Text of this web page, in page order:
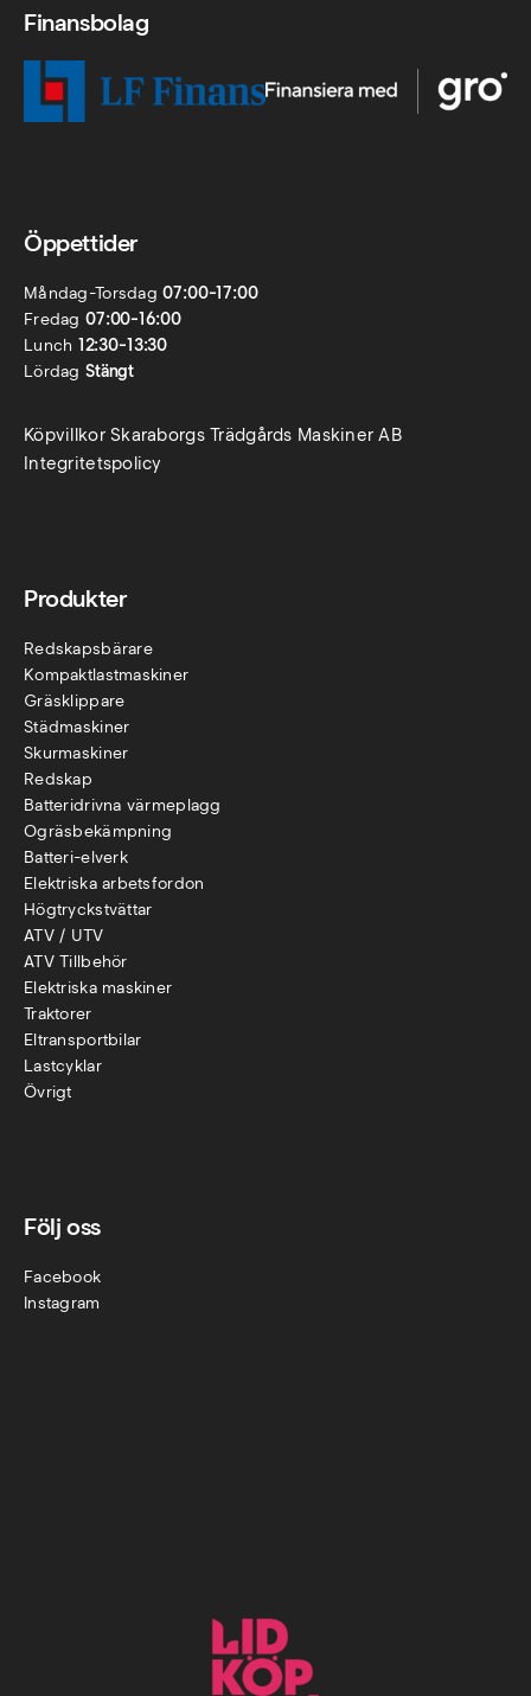
Finansbolag
Öppettider
Måndag-Torsdag07:00-17:00
Fredag 07:00-16:00
Lunch 12:30-13:30
Lördag Stängt
Köpvillkor Skaraborgs Trädgårds Maskiner AB
Integritetspolicy
Produkter
Redskapsbärare
Kompaktlastmaskiner
Gräsklippare
Städmaskiner
Skurmaskiner
Redskap
Batteridrivna värmeplagg
Ogräsbekämpning
Batteri-elverk
Elektriska arbetsfordon
Högtryckstvättar
ATV / UTV
ATV Tillbehör
Elektriska maskiner
Traktorer
Eltransportbilar
Lastcyklar
Övrigt
Följ oss
Facebook
Instagram